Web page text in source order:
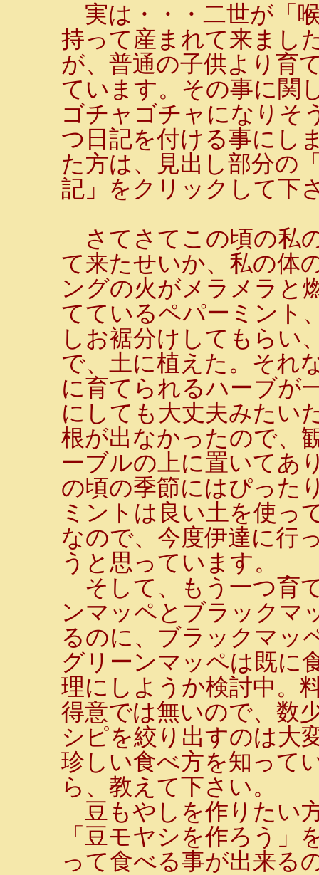
実は・・・二世が「
持って産まれて来まし
が、普通の子供より育
ています。その事に関
ゴチャゴチャになりそ
つ日記を付ける事にし
た方は、見出し部分の
記」をクリックして下
さてさてこの頃の私
て来たせいか、私の体
ングの火がメラメラと
てているペパーミント
しお裾分けしてもらい
で、土に植えた。それ
に育てられるハーブが
にしても大丈夫みたい
根が出なかったので、
ーブルの上に置いてあ
の頃の季節にはぴった
ミントは良い土を使っ
なので、今度伊達に行
うと思っています。
そして、もう一つ育
ンマッペとブラックマ
るのに、ブラックマッ
グリーンマッペは既に
理にしようか検討中。
得意では無いので、数
シピを絞り出すのは大
珍しい食べ方を知って
ら、教えて下さい。
豆もやしを作りたい
「豆モヤシを作ろう」
って食べる事が出来る